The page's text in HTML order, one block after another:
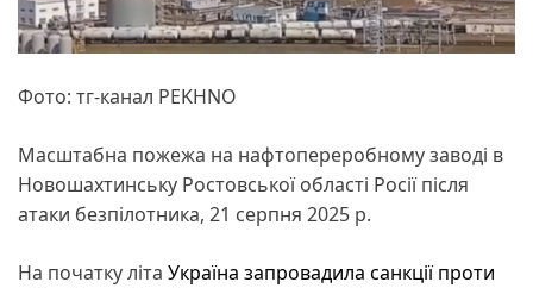
Фото: тг-канал PEKHNO
Масштабна пожежа на нафтопереробному заводі в
Новошахтинську Ростовської області Росії після
атаки безпілотника, 21 серпня 2025 р.
На початку літа Україна запровадила санкції проти